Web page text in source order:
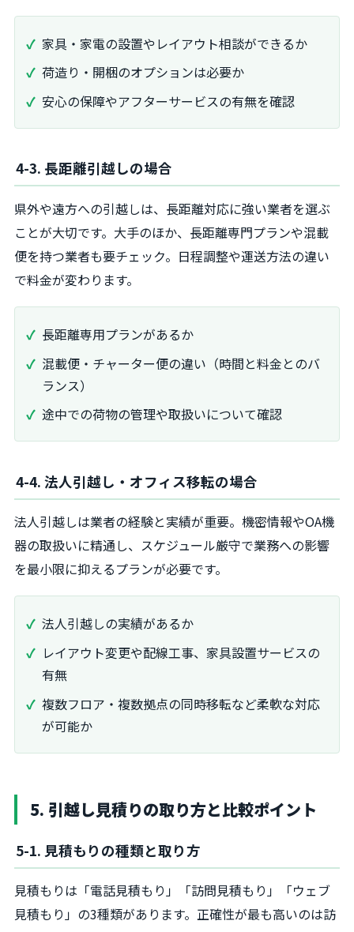
家具・家電の設置やレイアウト相談ができるか
荷造り・開梱のオプションは必要か
安心の保障やアフターサービスの有無を確認
4-3. 長距離引越しの場合
県外や遠方への引越しは、長距離対応に強い業者を選ぶ
ことが大切です。大手のほか、長距離専門プランや混載
便を持つ業者も要チェック。日程調整や運送方法の違い
で料金が変わります。
長距離専用プランがあるか
混載便・チャーター便の違い（時間と料金とのバ
ランス）
途中での荷物の管理や取扱いについて確認
4-4. 法人引越し・オフィス移転の場合
法人引越しは業者の経験と実績が重要。機密情報やOA機
器の取扱いに精通し、スケジュール厳守で業務への影響
を最小限に抑えるプランが必要です。
法人引越しの実績があるか
レイアウト変更や配線工事、家具設置サービスの
有無
複数フロア・複数拠点の同時移転など柔軟な対応
が可能か
5. 引越し見積りの取り方と比較ポイント
5-1. 見積もりの種類と取り方
見積もりは「電話見積もり」「訪問見積もり」「ウェブ
見積もり」の3種類があります。正確性が最も高いのは訪